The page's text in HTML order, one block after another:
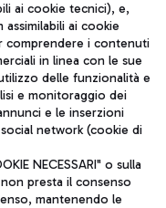
Fiumicino da Roma
ai cookie tecnici), e,
ai cookie
comprendere i contenuti
in linea con le sue
delle funzionalità e
e monitoraggio dei
e le inserzioni
network (cookie di
NECESSARI" o sulla
presta il consenso
mantenendo le